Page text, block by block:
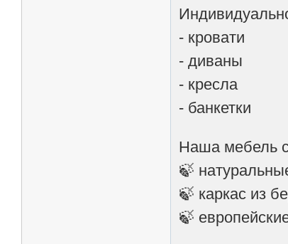
- кровати
- диваны
- кресла
- банкетки
Наша мебель
🍃
🍃 каркас из
🍃